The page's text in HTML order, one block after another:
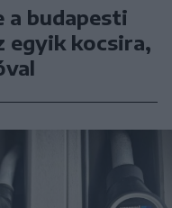
a budapesti
egyik kocsira,